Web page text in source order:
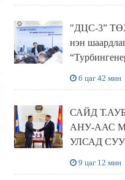
баялгийн
ХХК-тай
хэрэгжүүлнэ
"ДЦС-3”
нэн
6 цаг 42 мин
САЙД
АНУ-ААС
УЛСАД
9 цаг 12 мин